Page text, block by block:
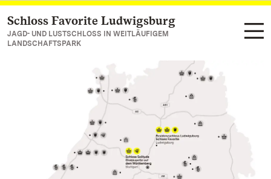
Zum Hauptinhalt springen
Schloss Favorite Ludwigsburg
JAGD- UND LUSTSCHLOSS IN WEITLÄUFIGEM
LANDSCHAFTSPARK